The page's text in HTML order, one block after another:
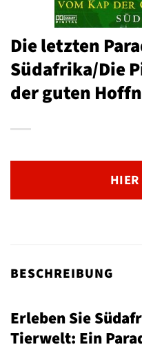
Die letzten
Südafrika/Die
der guten
BESCHREIBUNG
Erleben Sie
Tierwelt: Ein